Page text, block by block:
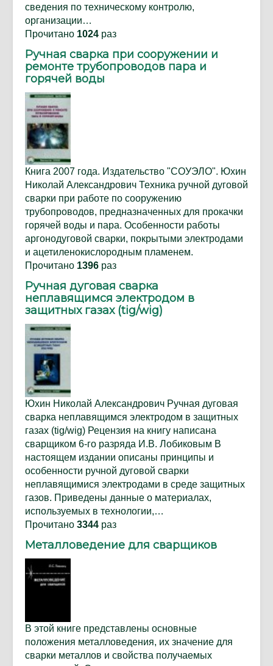
сведения по техническому контролю,
организации…
Прочитано 1024 раз
Ручная сварка при сооружении и
ремонте трубопроводов пара и
горячей воды
Книга 2007 года. Издательство "СОУЭЛО". Юхин
Николай Александрович Техника ручной дуговой
сварки при работе по сооружению
трубопроводов, предназначенных для прокачки
горячей воды и пара. Особенности работы
аргонодуговой сварки, покрытыми электродами
и ацетиленокислородным пламенем.
Прочитано 1396 раз
Ручная дуговая сварка
неплавящимся электродом в
защитных газах (tig/wig)
Юхин Николай Александрович Ручная дуговая
сварка неплавящимся электродом в защитных
газах (tig/wig) Рецензия на книгу написана
сварщиком 6-го разряда И.В. Лобиковым В
настоящем издании описаны принципы и
особенности ручной дуговой сварки
неплавящимися электродами в среде защитных
газов. Приведены данные о материалах,
используемых в технологии,…
Прочитано 3344 раз
Металловедение для сварщиков
В этой книге представлены основные
положения металловедения, их значение для
сварки металлов и свойства получаемых